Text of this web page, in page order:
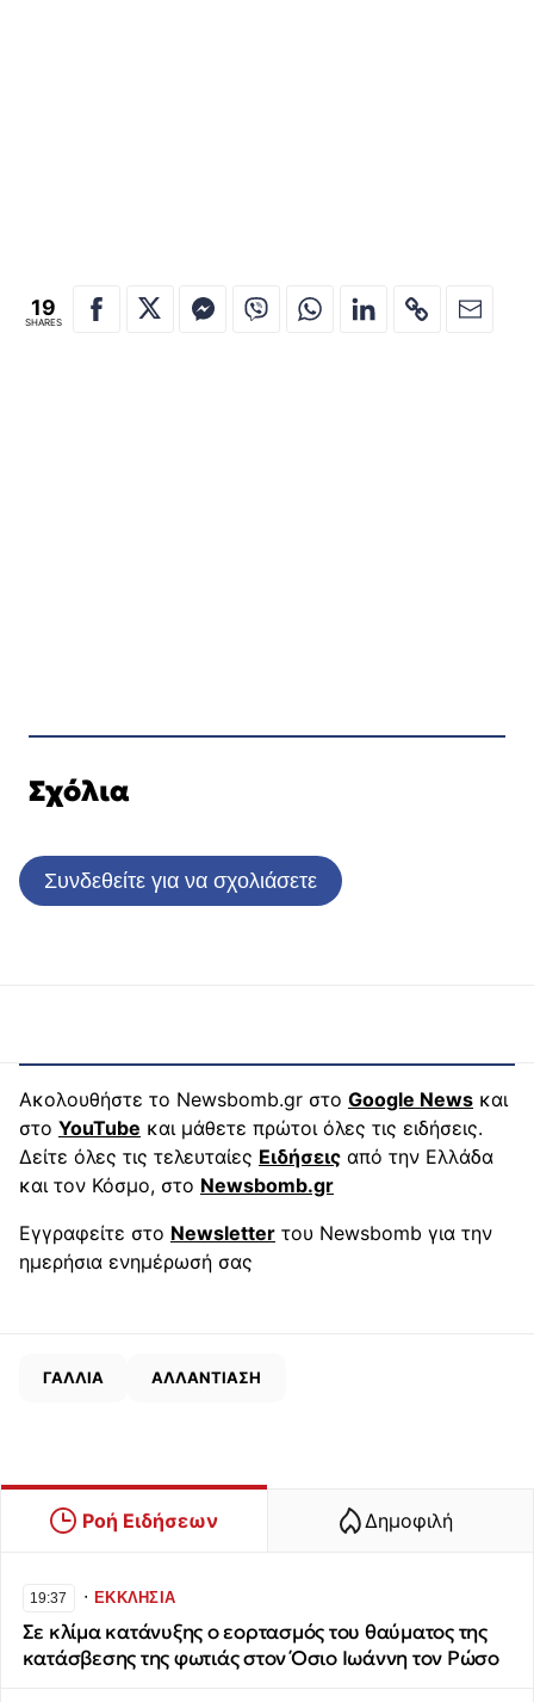
19
SHARES
Σχόλια
Συνδεθείτε για να σχολιάσετε
Ακολουθήστε το Newsbomb.gr στο Google News και
στο YouTube και μάθετε πρώτοι όλες τις ειδήσεις.
Δείτε όλες τις τελευταίες Ειδήσεις από την Ελλάδα
και τον Κόσμο, στο Newsbomb.gr
Εγγραφείτε στο Newsletter του Newsbomb για την
ημερήσια ενημέρωσή σας
ΓΑΛΛΙΑ ΑΛΛΑΝΤΙΑΣΗ
Ροή Ειδήσεων Δημοφιλή
19:37 ∙ΕΚΚΛΗΣΙΑ
Σε κλίμα κατάνυξης ο εορτασμός του θαύματος της
κατάσβεσης της φωτιάς στον Όσιο Ιωάννη τον Ρώσο